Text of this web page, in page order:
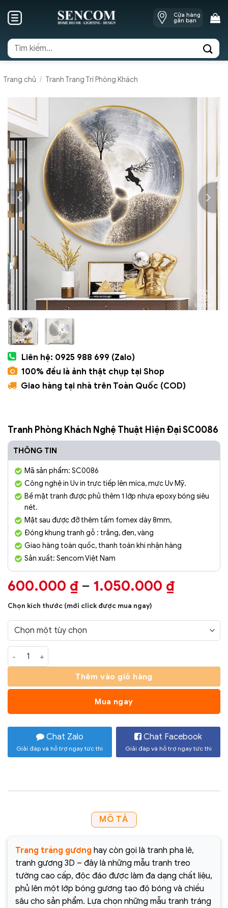
Cửa hàng
gần bạn
Tìm
kiếm:
Trang chủ / Tranh Trang Trí Phòng Khách
Liên hệ: 0925 988 699 (Zalo)
100% đều là ảnh thật chụp tại Shop
Giao hàng tại nhà trên Toàn Quốc (COD)
Tranh Phòng Khách Nghệ Thuật Hiện Đại SC0086
THÔNG TIN
Mã sản phẩm: SC0086
Công nghệ in Uv in trực tiếp lên mica, mực Uv Mỹ.
Bề mặt tranh được phủ thêm 1 lớp nhựa epoxy bóng siêu
nét.
Mặt sau được đỡ thêm tấm fomex dày 8mm,
Đóng khung tranh gỗ : trắng, đen, vàng
Giao hàng toàn quốc, thanh toán khi nhận hàng
Sản xuất: Sencom Việt Nam
600.000 ₫ – 1.050.000 ₫Khoảng
đến
Chọn kích thước (mới click được mua ngay)
Tranh Phòng Khách Nghệ Thuật Hiện Đại SC0086 số lượng
Thêm vào giỏ hàng
Mua ngay
Chat Zalo
Giải đáp và hỗ trợ ngay tức thì
Chat Facebook
Giải đáp và hỗ trợ ngay tức thì
MÔ TẢ
Trang tráng gương hay còn gọi là tranh pha lê,
tranh gương 3D – đây là những mẫu tranh treo
tường cao cấp, độc đáo được làm đa dạng chất liệu,
phủ lên một lớp bóng gương tạo độ bóng và chiều
sâu cho sản phẩm. Lựa chọn những mẫu tranh tráng